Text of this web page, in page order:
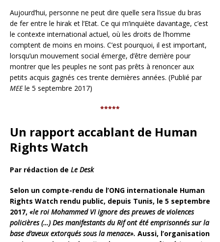
Aujourd’hui, personne ne peut dire quelle sera l’issue du bras
de fer entre le hirak et l’Etat. Ce qui m’inquiète davantage, c’est
le contexte international actuel, où les droits de l’homme
comptent de moins en moins. C’est pourquoi, il est important,
lorsqu’un mouvement social émerge, d’être derrière pour
montrer que les peuples ne sont pas prêts à renoncer aux
petits acquis gagnés ces trente dernières années. (Publié par
MEEle 5 septembre 2017)
*****
Un rapport accablant de Human
Rights Watch
Par rédaction de Le Desk
Selon un compte-rendu de l’ONG internationale Human
Rights Watch rendu public, depuis Tunis, le 5 septembre
2017, «le roi Mohammed VI ignore des preuves de violences
policières (…) Des manifestants du Rif ont été emprisonnés sur la
base d’aveux extorqués sous la menace». Aussi, l’organisation